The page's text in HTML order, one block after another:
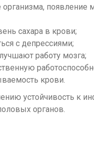
организма, появление
сахара в крови;
с депрессиями;
работу мозга;
крови.
устойчивость к
органов.